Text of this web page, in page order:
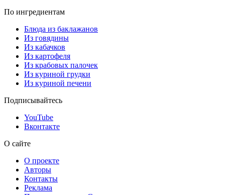
По ингредиентам
Блюда из баклажанов
Из говядины
Из кабачков
Из картофеля
Из крабовых палочек
Из куриной грудки
Из куриной печени
Подписывайтесь
YouTube
Вконтакте
О сайте
О проекте
Авторы
Контакты
Реклама